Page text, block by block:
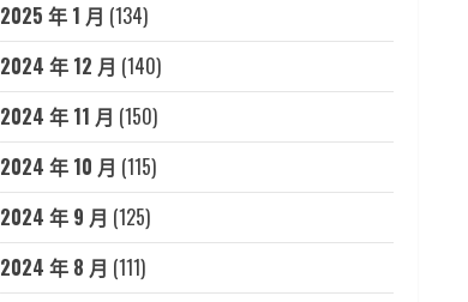
2025 年 1 月 (134)
2024 年 12 月 (140)
2024 年 11 月 (150)
2024 年 10 月 (115)
2024 年 9 月 (125)
2024 年 8 月 (111)